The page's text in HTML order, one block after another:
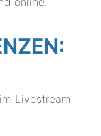
Livestream